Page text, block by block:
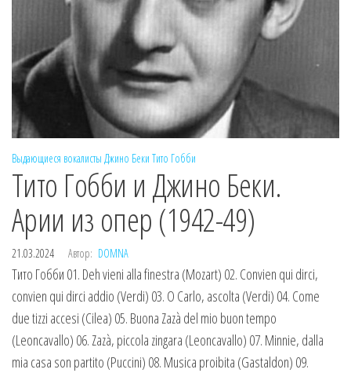
Выдающиеся вокалисты Джино Беки Тито Гобби
Тито Гобби и Джино Беки.
Арии из опер (1942-49)
21.03.2024 Автор: DOMNA
Тито Гобби 01. Deh vieni alla finestra (Mozart) 02. Convien qui dirci,
convien qui dirci addio (Verdi) 03. O Carlo, ascolta (Verdi) 04. Come
due tizzi accesi (Cilea) 05. Buona Zazà del mio buon tempo
(Leoncavallo) 06. Zazà, piccola zingara (Leoncavallo) 07. Minnie, dalla
mia casa son partito (Puccini) 08. Musica proibita (Gastaldon) 09.